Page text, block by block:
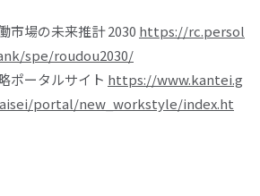
場の未来推計 2030 https://rc.persol
spe/roudou2030/
ポータルサイト https://www.kantei.g
portal/new_workstyle/index.ht